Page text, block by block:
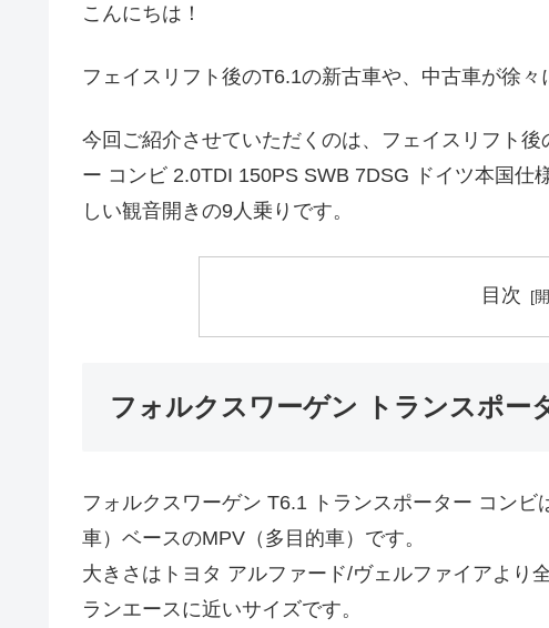
こんにちは！
フェイスリフト後のT6.1の新古車や、中古車が徐々
今回ご紹介させていただくのは、フェイスリフト
ー コンビ 2.0TDI 150PS SWB 7DSG ドイツ本国仕
しい観音開きの9人乗りです。
目次
フォルクスワーゲン トランスポー
フォルクスワーゲン T6.1 トランスポーター コン
車）ベースのMPV（多目的車）です。
大きさはトヨタ アルファード/ヴェルファイアより
ランエースに近いサイズです。